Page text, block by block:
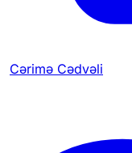
Cərimə Cədvəli